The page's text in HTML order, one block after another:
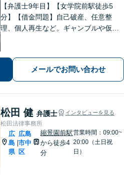
【弁護士9年目】【女学院前駅徒歩5
分】【借金問題】自己破産、任意整
理、個人再生など。ギャンブルや仮想
などご相談ください【夜間土日祝相談
可】【初回相談無料】【Zoom面談可】
メールでお問い合わせ
松田 健 弁護士 インタビューを見る
松田法律事務所
広
島
県
|
広島
市中
区
縮景園前駅
から徒歩4
分
営業時間：09:00~
20:00（土日祝
日）